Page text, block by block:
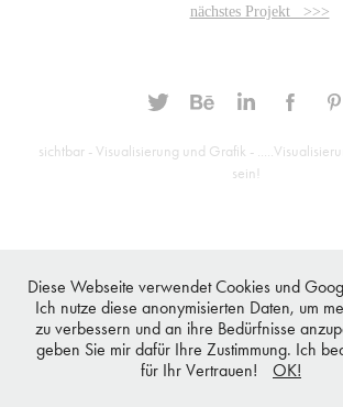
nächstes Projekt >>>
sichtbar - Visualisierung und Grafik -
sein!
Diese Webseite verwendet Cookies und
Ich nutze diese anonymisierten Daten, um
zu verbessern und an ihre Bedürfnisse
geben Sie mir dafür Ihre Zustimmung. Ich
für Ihr Vertrauen!
OK!